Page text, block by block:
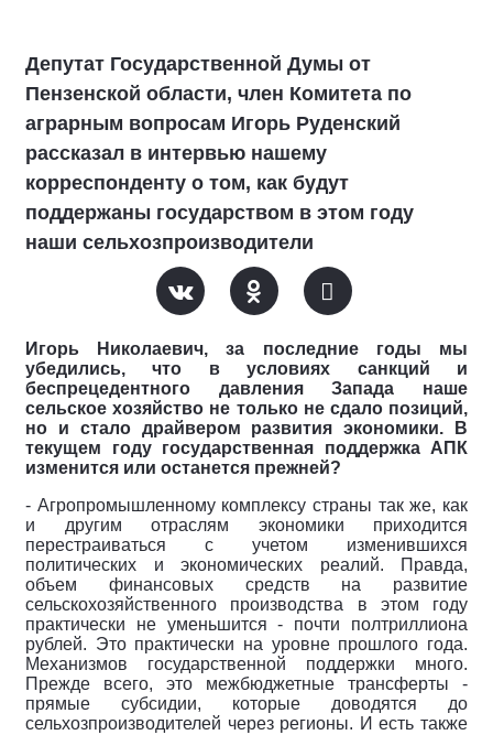
Депутат Государственной Думы от
Пензенской области, член Комитета по
аграрным вопросам Игорь Руденский
рассказал в интервью нашему
корреспонденту о том, как будут
поддержаны государством в этом году
наши сельхозпроизводители
Игорь Николаевич, за последние годы мы
убедились, что в условиях санкций и
беспрецедентного давления Запада наше
сельское хозяйство не только не сдало позиций,
но и стало драйвером развития экономики. В
текущем году государственная поддержка АПК
изменится или останется прежней?
- Агропромышленному комплексу страны так же, как
и другим отраслям экономики приходится
перестраиваться с учетом изменившихся
политических и экономических реалий. Правда,
объем финансовых средств на развитие
сельскохозяйственного производства в этом году
практически не уменьшится - почти полтриллиона
рублей. Это практически на уровне прошлого года.
Механизмов государственной поддержки много.
Прежде всего, это межбюджетные трансферты -
прямые субсидии, которые доводятся до
сельхозпроизводителей через регионы. И есть также